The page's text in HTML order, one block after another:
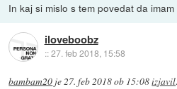
In kaj si mislo s tem povedat da
iloveboobz
::27. feb 2018, 15:58
bambam20 je27. feb 2018 ob 15:08izjavil